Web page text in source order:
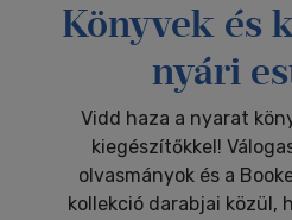
Könyvek és
nyári
Vidd haza a nyarat
kiegészítőkkel!
olvasmányok és a
kollekció darabjai közül,